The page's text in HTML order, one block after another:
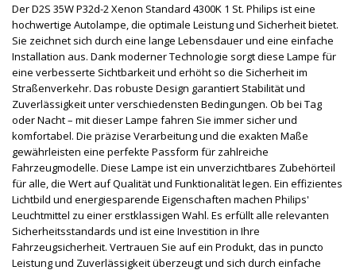
Der D2S 35W P32d-2 Xenon Standard 4300K 1 St. Philips ist eine
hochwertige Autolampe, die optimale Leistung und Sicherheit bietet.
Sie zeichnet sich durch eine lange Lebensdauer und eine einfache
Installation aus. Dank moderner Technologie sorgt diese Lampe für
eine verbesserte Sichtbarkeit und erhöht so die Sicherheit im
Straßenverkehr. Das robuste Design garantiert Stabilität und
Zuverlässigkeit unter verschiedensten Bedingungen. Ob bei Tag
oder Nacht – mit dieser Lampe fahren Sie immer sicher und
komfortabel. Die präzise Verarbeitung und die exakten Maße
gewährleisten eine perfekte Passform für zahlreiche
Fahrzeugmodelle. Diese Lampe ist ein unverzichtbares Zubehörteil
für alle, die Wert auf Qualität und Funktionalität legen. Ein effizientes
Lichtbild und energiesparende Eigenschaften machen Philips'
Leuchtmittel zu einer erstklassigen Wahl. Es erfüllt alle relevanten
Sicherheitsstandards und ist eine Investition in Ihre
Fahrzeugsicherheit. Vertrauen Sie auf ein Produkt, das in puncto
Leistung und Zuverlässigkeit überzeugt und sich durch einfache